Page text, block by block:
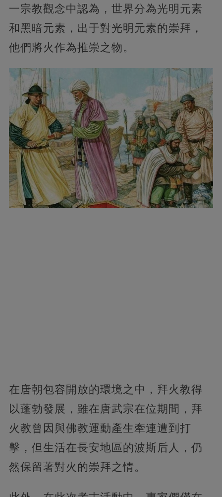
一宗教觀念中認為，世界分為光明元素
和黑暗元素，出于對光明元素的崇拜，
他們將火作為推崇之物。
在唐朝包容開放的環境之中，拜火教得
以蓬勃發展，雖在唐武宗在位期間，拜
火教曾因與佛教運動產生牽連遭到打
擊，但生活在長安地區的波斯后人，仍
然保留著對火的崇拜之情。